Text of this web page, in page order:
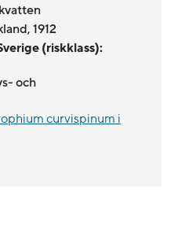
1912
(riskklass):
och
curvispinum i